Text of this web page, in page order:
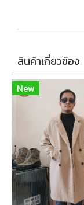
สินค้าเกี่ยวข้อง
New